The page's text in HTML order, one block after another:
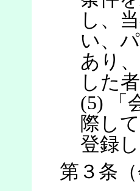
し、
い、
あり
した
(5) 「
際し
登録
第３条